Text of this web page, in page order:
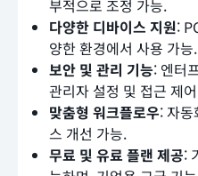
부적으로 조정 가능.
다양한 디바이스 지원:
양한 환경에서 사용 가능.
보안 및 관리 기능: 엔터
관리자 설정 및 접근 제
맞춤형 워크플로우: 자
스 개선 가능.
무료 및 유료 플랜 제공: